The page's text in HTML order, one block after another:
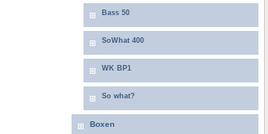
Bass 50
SoWhat 400
WK BP1
So what?
Boxen